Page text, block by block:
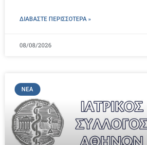
ΔΙΑΒΑΣΤΕ ΠΕΡΙΣΣΌΤΕΡΑ »
08/08/2026
ΝΈΑ